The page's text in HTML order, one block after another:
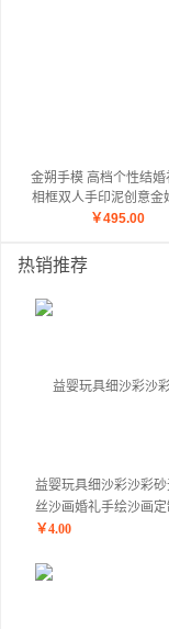
金朔手模 高档个性结婚
相框双人手印泥创意金
留念手脚印情侣闺蜜生
￥495.00
热销推荐
益婴玩具细沙彩沙彩砂
丝沙画婚礼手绘沙画
￥4.00